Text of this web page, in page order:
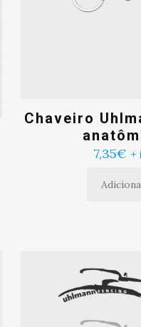
na
Chaveiro
7,35€ +